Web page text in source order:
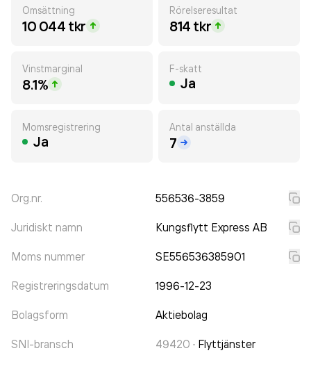
Omsättning
10 044 tkr
Rörelseresultat
814 tkr
Vinstmarginal
8.1%
F-skatt
Ja
Momsregistrering
Ja
Antal anställda
7
Org.nr. 556536-3859
Juridiskt namn Kungsflytt Express AB
Moms nummer SE556536385901
Registreringsdatum 1996-12-23
Bolagsform Aktiebolag
SNI-bransch 49420 · Flyttjänster